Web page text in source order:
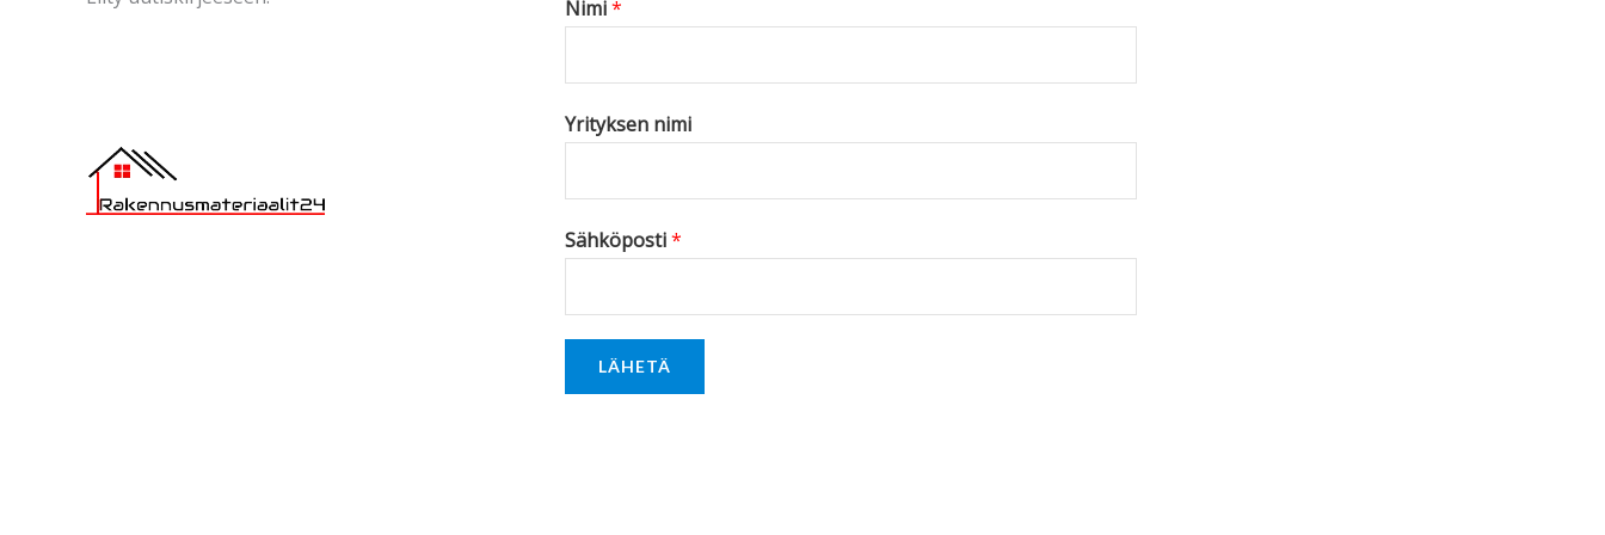
e
Nimi*
Yrityksen nimi
Sähköposti*
LÄHETÄ